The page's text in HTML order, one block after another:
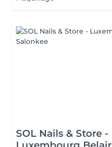
SOL Nails & Store -